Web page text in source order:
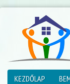
KEZDŐLAP